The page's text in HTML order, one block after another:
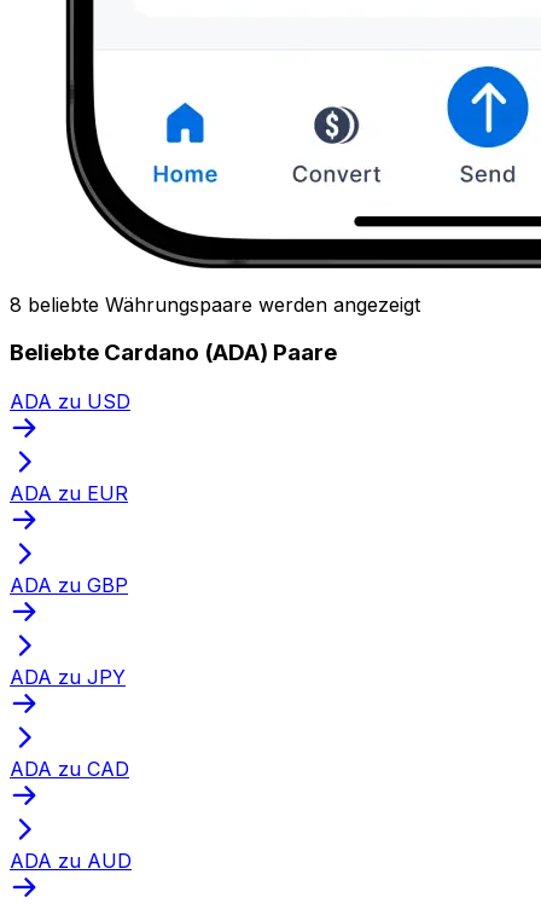
8 beliebte Währungspaare werden angezeigt
Beliebte Cardano (ADA) Paare
ADA zu USD
ADA zu EUR
ADA zu GBP
ADA zu JPY
ADA zu CAD
ADA zu AUD